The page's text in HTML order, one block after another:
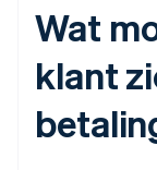
Wat
klant